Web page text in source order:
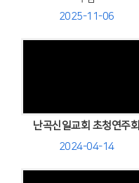
2025-11-06
난곡신일교회 초청연주회
2024-04-14